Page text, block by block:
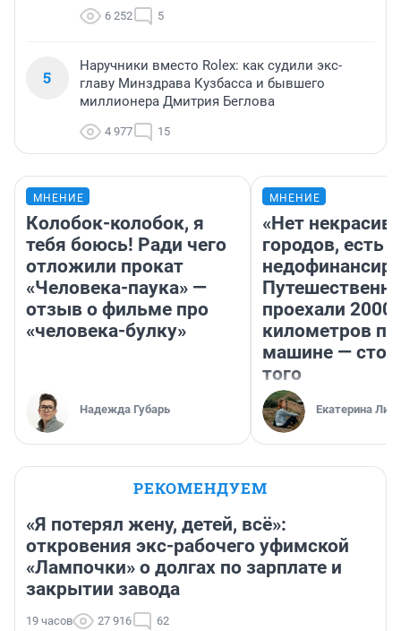
6 252 5
5
Наручники вместо Rolex: как судили экс-
главу Минздрава Кузбасса и бывшего
миллионера Дмитрия Беглова
4 977 15
МНЕНИЕ
Колобок-колобок, я
тебя боюсь! Ради чего
отложили прокат
«Человека-паука» —
отзыв о фильме про
«человека-булку»
Надежда Губарь
МНЕНИЕ
«Нет
городов, есть
проехали 2000
километров по
машине —
того
Екатерина
РЕКОМЕНДУЕМ
«Я потерял жену, детей, всё»:
откровения экс-рабочего уфимской
«Лампочки» о долгах по зарплате и
закрытии завода
19 часов 27 916 62